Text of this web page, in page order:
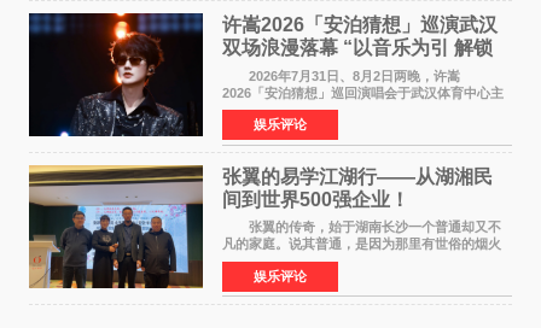
许嵩2026「安泊猜想」巡演武汉
双场浪漫落幕 “以音乐为引 解锁
江城记忆”
2026年7月31日、8月2日两晚，许嵩
2026「安泊猜想」巡回演唱会于武汉体育中心主
体育场盛大开唱。许嵩与数万歌迷在此相聚，从
浪漫惬意的舞台设计到充满诚意与惊喜的现场互
动，共同开启了一场关于
娱乐评论
张翼的易学江湖行——从湖湘民
间到世界500强企业！
张翼的传奇，始于湖南长沙一个普通却又不
凡的家庭。说其普通，是因为那里有世俗的烟火
气；说其不凡，是因为家中有一位洞悉天地玄机
的长者——他的爷爷。作为当地的风水师，爷爷
是张翼走进易学
娱乐评论